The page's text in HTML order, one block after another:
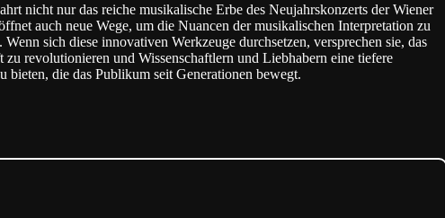
nicht nur das reiche musikalische Erbe des Neujahrskonzerts der Wiener
auch neue Wege, um die Nuancen der musikalischen Interpretation zu
sich diese innovativen Werkzeuge durchsetzen, versprechen sie, das
zu revolutionieren und Wissenschaftlern und Liebhabern eine tiefere
bieten, die das Publikum seit Generationen bewegt.